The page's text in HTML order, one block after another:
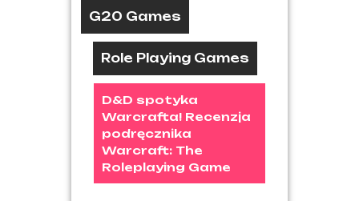
G20 Games
Role Playing Games
D&D spotyka
Warcrafta! Recenzja
podręcznika
Warcraft: The
Roleplaying Game